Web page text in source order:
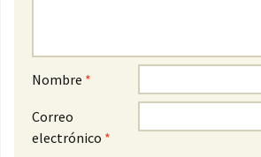
Nombre *
Correo
electrónico *